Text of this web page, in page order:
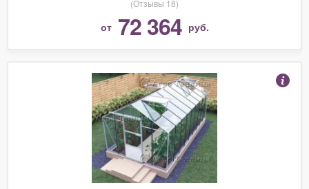
(Отзывы 18)
от 72 364 руб.